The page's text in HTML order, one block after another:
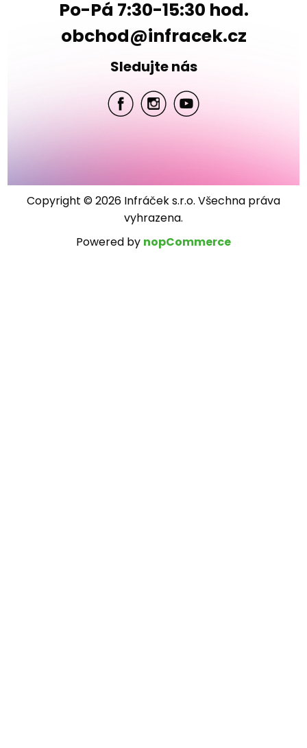
Po-Pá 7:30-15:30 hod.
obchod@infracek.cz
Sledujte nás
Copyright © 2026 Infráček s.r.o. Všechna práva
vyhrazena.
Powered by nopCommerce